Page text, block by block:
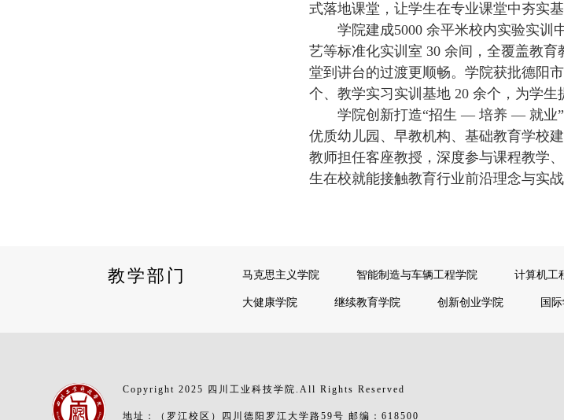
式落地课堂，让学生在专业课堂中夯实基
学院建成5000 余平米校内实验实训
艺等标准化实训室 30 余间，全覆盖教
堂到讲台的过渡更顺畅。学院获批德阳
个、教学实习实训基地 20 余个，为学生
学院创新打造“招生 — 培养 — 就业
优质幼儿园、早教机构、基础教育学校
教师担任客座教授，深度参与课程教学
生在校就能接触教育行业前沿理念与实
教学部门 马克思主义学院 智能制造与车辆工程学院 计算机工
大健康学院
继续教育学院 创新创业学院 国
Copyright 2025 四川工业科技学院.All Rights Reserved
地址：（罗江校区）四川德阳罗江大学路59号 邮编：618500